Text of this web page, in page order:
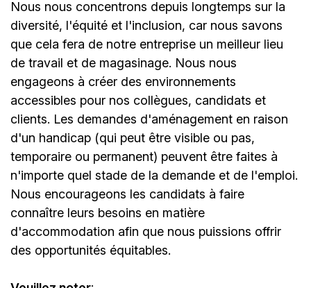
Nous nous concentrons depuis longtemps sur la
diversité, l'équité et l'inclusion, car nous savons
que cela fera de notre entreprise un meilleur lieu
de travail et de magasinage. Nous nous
engageons à créer des environnements
accessibles pour nos collègues, candidats et
clients. Les demandes d'aménagement en raison
d'un handicap (qui peut être visible ou pas,
temporaire ou permanent) peuvent être faites à
n'importe quel stade de la demande et de l'emploi.
Nous encourageons les candidats à faire
connaître leurs besoins en matière
d'accommodation afin que nous puissions offrir
des opportunités équitables.